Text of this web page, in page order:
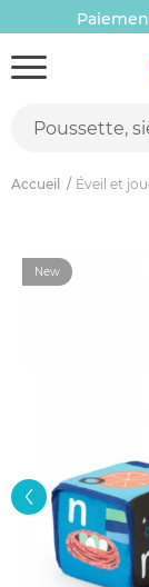
Accueil Éveil et
New